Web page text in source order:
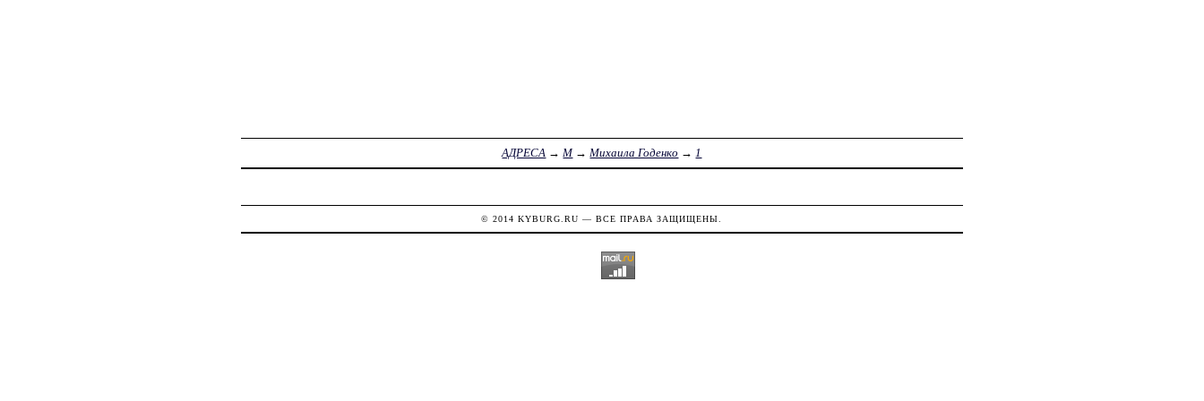
АДРЕСА →М→Михаила Годенко →1
© 2014KYBURG.RU — ВСЕ ПРАВА ЗАЩИЩЕНЫ.